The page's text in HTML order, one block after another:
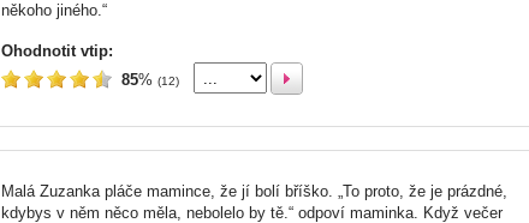
někoho jiného.“
Ohodnotit vtip:
85% (12)
Malá Zuzanka pláče mamince, že jí bolí bříško. „To proto, že je prázdné,
kdybys v něm něco měla, nebolelo by tě.“ odpoví maminka. Když večer